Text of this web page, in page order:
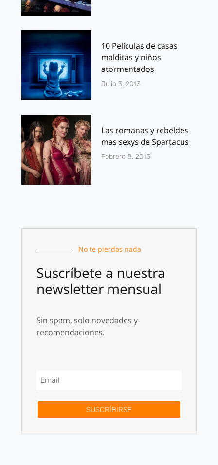
10 Películas de casas
malditas y niños
atormentados
Julio 3, 2013
Las romanas y rebeldes
mas sexys de Spartacus
Febrero 8, 2013
No te pierdas nada
Suscríbete a nuestra
newsletter mensual
Sin spam, solo novedades y
recomendaciones.
SUSCRÍBIRSE